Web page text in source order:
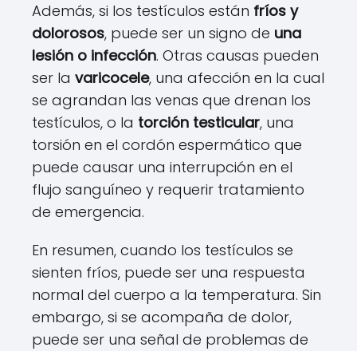
Además, si los testículos están fríos y
dolorosos, puede ser un signo de una
lesión o infección. Otras causas pueden
ser la varicocele, una afección en la cual
se agrandan las venas que drenan los
testículos, o la torción testicular, una
torsión en el cordón espermático que
puede causar una interrupción en el
flujo sanguíneo y requerir tratamiento
de emergencia.
En resumen, cuando los testículos se
sienten fríos, puede ser una respuesta
normal del cuerpo a la temperatura. Sin
embargo, si se acompaña de dolor,
puede ser una señal de problemas de